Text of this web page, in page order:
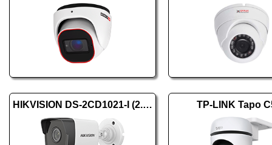
HIKVISION DS-2CD1021-I (2.8mm) (F) TP-LINK Tapo